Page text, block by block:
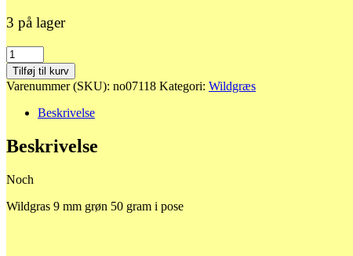
79,00 kr..
3 på lager
7118
Wildgras
9
mm
grøn
Tilføj til kurv
Varenummer (SKU): no07118 Kategori: Wildgræs
Beskrivelse
Beskrivelse
Noch
Wildgras 9 mm grøn 50 gram i pose